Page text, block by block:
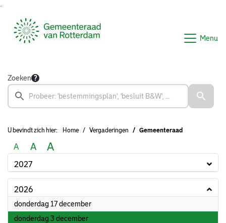
Menu
Zoeken
U bevindt zich hier: Home Vergaderingen Gemeenteraad
A A A
2027
2026
donderdag 17 december2026
donderdag 3 december2026